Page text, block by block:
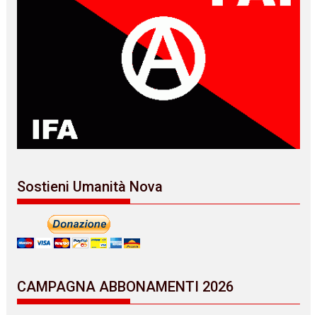
Sostieni Umanità Nova
CAMPAGNA ABBONAMENTI 2026